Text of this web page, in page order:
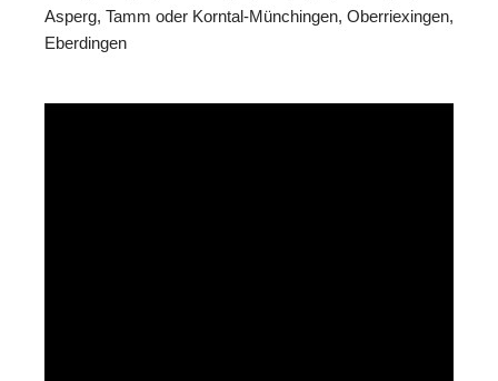
Asperg, Tamm oder Korntal-Münchingen, Oberriexingen,
Eberdingen